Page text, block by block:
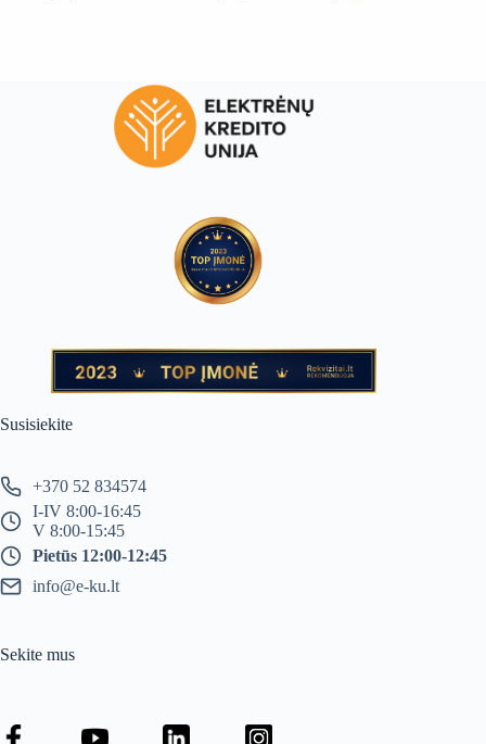
Susisiekite
+370 52 834574
I-IV 8:00-16:45
V 8:00-15:45
Pietūs 12:00-12:45
info@e-ku.lt
Sekite mus